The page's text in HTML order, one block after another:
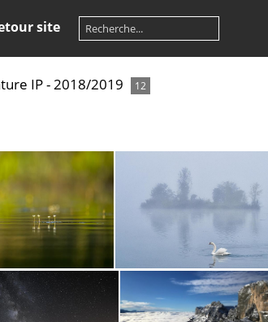
site
IP - 2018/2019 12